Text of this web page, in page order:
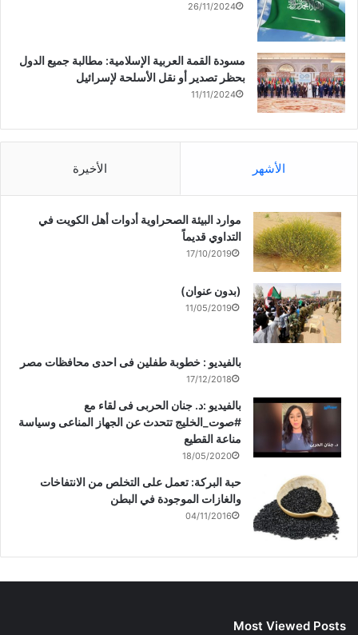
26/11/2024
مسودة القمة العربية الإسلامية: مطالبة جميع الدول
بحظر تصدير أو نقل الأسلحة لإسرائيل
11/11/2024
الأشهر الأخيرة
موارد البيئة الصحراوية أدوات أهل الكويت في
التداوي قديماً
17/10/2019
(بدون عنوان)
11/05/2019
بالفيديو : خطوبة طفلين فى احدى محافظات مصر
17/12/2018
بالفيديو :د. جنان الحربى فى لقاء مع
#صوت_الخليج تتحدث عن الجهاز المناعى وسياسة
مناعة القطيع
18/05/2020
حبة البركة: تعمل على التخلص من الانتفاخات
والغازات الموجودة في البطن
04/11/2016
Most Viewed Posts